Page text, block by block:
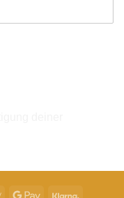
Apple Google